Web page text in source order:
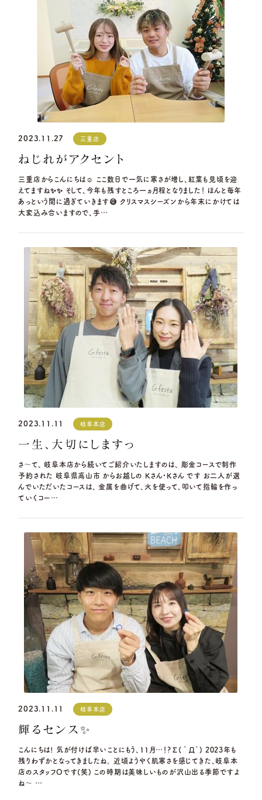
2023.11.27 三重店
ねじれがアクセント
三重店からこんにちは☺ ここ数日で一気に寒さが増し、紅葉も見頃を迎
えてますね✨✨ そして、今年も残すところ一ヵ月程となりました！ ほんと毎年
あっという間に過ぎていきます😅 クリスマスシーズンから年末にかけては
大変込み合いますので、手…
2023.11.11 岐阜本店
一生、大切にしますっ
さ～て、 岐阜本店から続いてご紹介いたしますのは、 彫金コースで制作
予約された 岐阜県高山市 からお越しの Kさん・Kさん です お二人が選
んでいただいたコースは、 金属を曲げて、火を使って、叩いて指輪を作っ
ていくコー…
2023.11.11 岐阜本店
輝るセンス✨
こんにちは! 気が付けば早いことにもう、11月…！?Σ( ﾟДﾟ) 2023年も
残りわずかとなってきましたね。 近頃ようやく肌寒さを感じてきた、岐阜本
店のスタッフOです(笑) この時期は美味しいものが沢山出る季節ですよ
ね～ …